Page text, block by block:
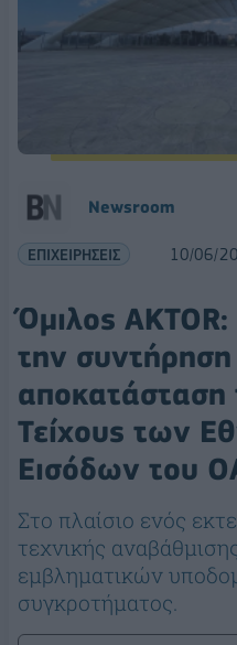
Νewsroom
ΕΠΙΧΕΙΡΗΣΕΙΣ 10/06/
Όμιλος
την συντήρηση
αποκατάσταση
Τείχους των
Εισόδων του
Στο πλαίσιο ενός
τεχνικής
εμβληματικών
συγκροτήματος.